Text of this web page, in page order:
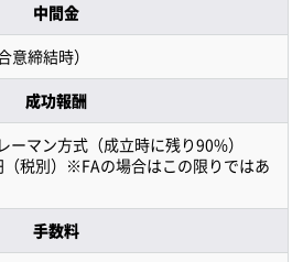
中間金
意締結時）
成功報酬
ーマン方式（成立時に残り90%）
（税別）※FAの場合はこの限りではあ
手数料